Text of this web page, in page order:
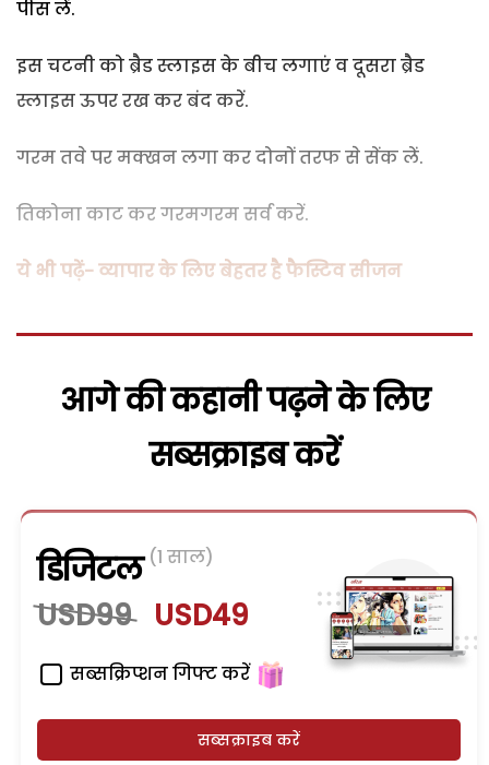
पीस लें.
इस चटनी को ब्रैड स्लाइस के बीच लगाएं व दूसरा ब्रैड
स्लाइस ऊपर रख कर बंद करें.
गरम तवे पर मक्खन लगा कर दोनों तरफ से सेंक लें.
तिकोना काट कर गरमगरम सर्व करें.
ये भी पढ़ें- व्यापार के लिए बेहतर है फैस्टिव सीजन
आगे की कहानी पढ़ने के लिए
सब्सक्राइब करें
डिजिटल (1 साल)
USD99 USD49
सब्सक्रिप्शन गिफ्ट करें
सब्सक्राइब करें